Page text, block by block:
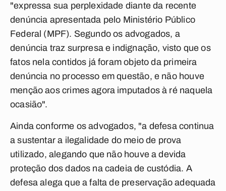
"expressa sua perplexidade diante da recente
denúncia apresentada pelo Ministério Público
Federal (MPF). Segundo os advogados, a
denúncia traz surpresa e indignação, visto que os
fatos nela contidos já foram objeto da primeira
denúncia no processo em questão, e não houve
menção aos crimes agora imputados à ré naquela
ocasião".
Ainda conforme os advogados, "a defesa continua
a sustentar a ilegalidade do meio de prova
utilizado, alegando que não houve a devida
proteção dos dados na cadeia de custódia. A
defesa alega que a falta de preservação adequada